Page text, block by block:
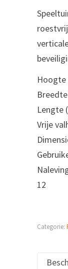
‎‎Hoogte
‎Lengte
‎Vrije
12‎
Categorie: